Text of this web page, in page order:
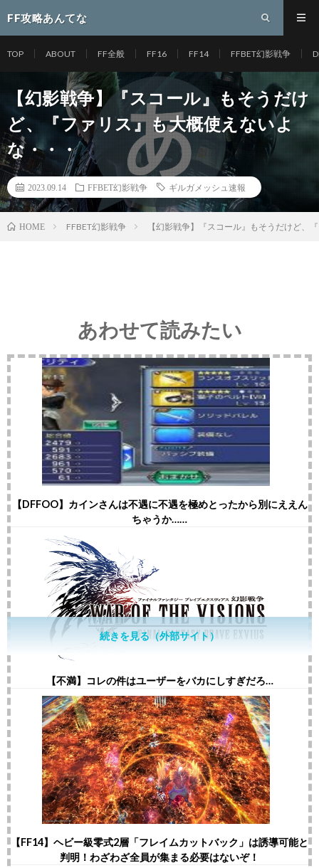
FF攻略あんてな
TOP ABOUT FF全般 FF16 FF14 FFBET幻影戦争
【幻影戦争】『スコール』もそうだけ
ど、『ファリス』も大概使えないよ
な・・・
2023.09.14 FFBET幻影戦争 ギルガメッシュ速報
HOME FFBET幻影戦争 【幻影戦争】『スコール』もそうだけど、
あわせて読みたい
【DFFOO】カインさんは不遇に不遇を極めとったから別にええん
ちゃうか……
【不満】コレの件はユーザーをバカにしすぎだろ…
【FF14】ヘビー級零式2層「フレイムカットバック」は誘導可能と
判明！わざわざ全員が集まる必要はないぞ！
続きを見る（外部サイト）